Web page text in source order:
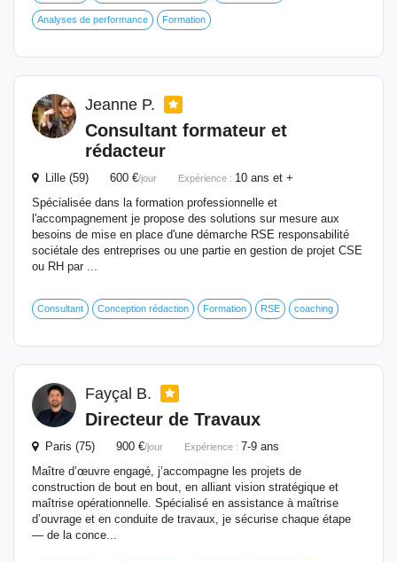
Analyses de performance Formation
Jeanne P.
Consultant formateur et
rédacteur
Lille (59) 600 €/jour Expérience : 10 ans et +
Spécialisée dans la formation professionnelle et
l'accompagnement je propose des solutions sur mesure aux
besoins de mise en place d'une démarche RSE responsabilité
sociétale des entreprises ou une partie en gestion de projet CSE
ou RH par ...
Consultant Conception rédaction Formation RSE coaching
Fayçal B.
Directeur de Travaux
Paris (75) 900 €/jour Expérience : 7-9 ans
Maître d’œuvre engagé, j’accompagne les projets de
construction de bout en bout, en alliant vision stratégique et
maîtrise opérationnelle. Spécialisé en assistance à maîtrise
d’ouvrage et en conduite de travaux, je sécurise chaque étape
— de la conce...